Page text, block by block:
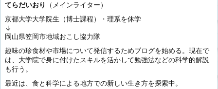
てらだいおり
（メインライター）
京都大学大学院生（博士課程）・理系を休学
↓
岡山県笠岡市地域おこし協力隊
趣味の珍食材や市場について発信するためブログを始める。現在で
は、大学院で身に付けたスキルを活かして勉強法などの科学的解説
も行う。
最近は、食と科学による地方での新しい生き方を探索中。